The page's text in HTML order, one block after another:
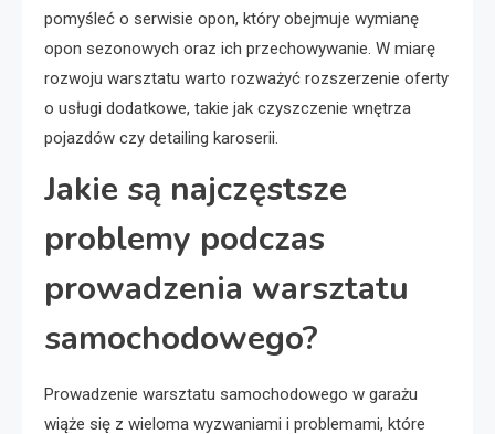
pomyśleć o serwisie opon, który obejmuje wymianę
opon sezonowych oraz ich przechowywanie. W miarę
rozwoju warsztatu warto rozważyć rozszerzenie oferty
o usługi dodatkowe, takie jak czyszczenie wnętrza
pojazdów czy detailing karoserii.
Jakie są najczęstsze
problemy podczas
prowadzenia warsztatu
samochodowego?
Prowadzenie warsztatu samochodowego w garażu
wiąże się z wieloma wyzwaniami i problemami, które